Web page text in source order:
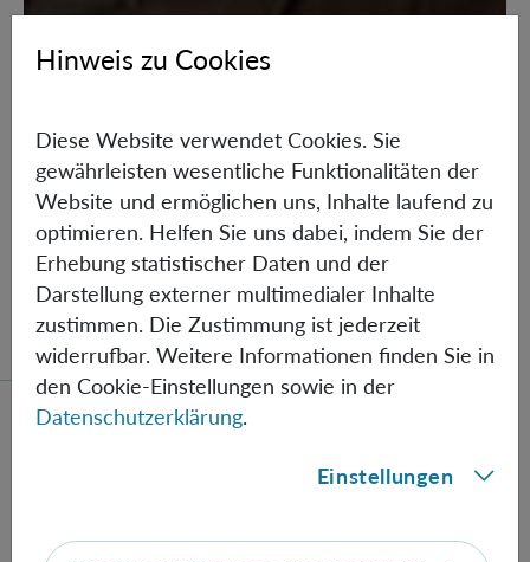
Aspelmeyer
Das 2005 gegründete Foundational Questions
Institute (FQXi) fördert weltweit
Forschungsprojekte zu fundamentalen Fragen der
Physik und Kosmologie. Caslav Brukner von der
Universität Wien erhält mit 32 anderen
internationalen WissenschafterInnen den…
Schrödinger's kittens enter the classical world.
Hinweis zu Cookies
Diese Website verwendet Cookies. Sie
gewährleisten wesentliche Funktionalitäten der
Website und ermöglichen uns, Inhalte laufend zu
optimieren. Helfen Sie uns dabei, indem Sie der
Erhebung statistischer Daten und der
Darstellung externer multimedialer Inhalte
zustimmen. Die Zustimmung ist jederzeit
widerrufbar. Weitere Informationen finden Sie in
den Cookie-Einstellungen sowie in der
Datenschutzerklärung.
Einstellungen